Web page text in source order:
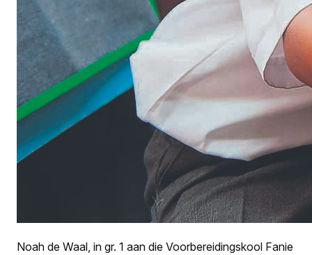
Noah de Waal, in gr. 1 aan die Voorbereidingskool Fanie